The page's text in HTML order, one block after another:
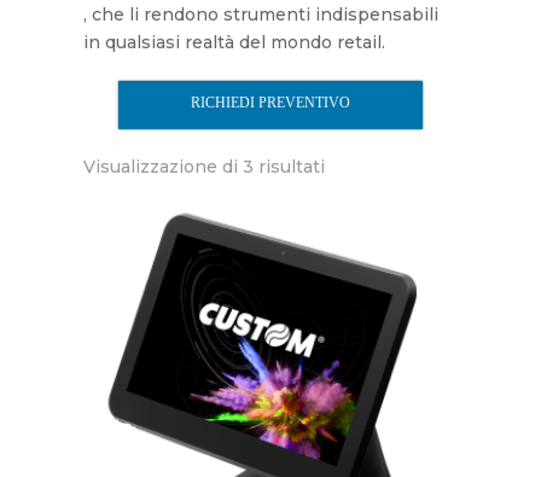
, che li rendono strumenti indispensabili
in qualsiasi realtà del mondo retail.
RICHIEDI PREVENTIVO
Visualizzazione di 3 risultati